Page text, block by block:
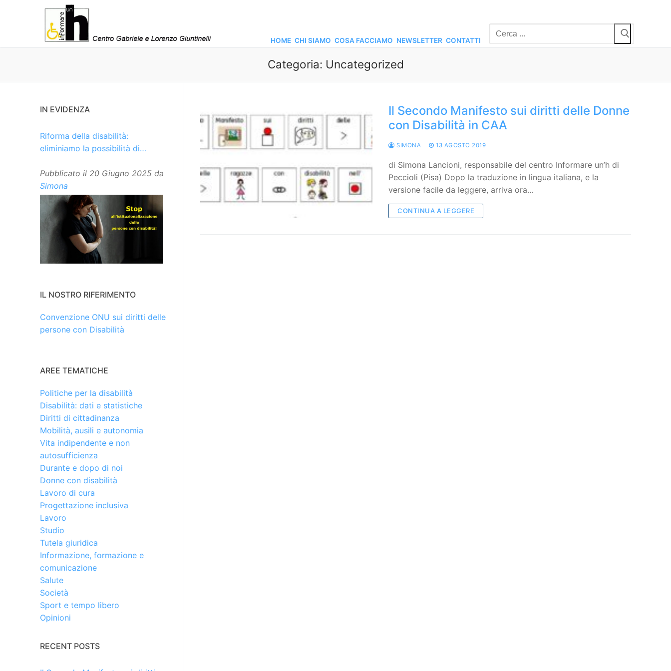
HOME CHI SIAMO COSA FACCIAMO NEWSLETTER CONTATTI
Cerca:
Categoria: Uncategorized
Il Secondo Manifesto sui diritti delle Donne
con Disabilità in CAA
SIMONA 13 AGOSTO 2019
di Simona Lancioni, responsabile del centro Informare un’h di
Peccioli (Pisa) Dopo la traduzione in lingua italiana, e la
versione facile da leggere, arriva ora…
CONTINUA A LEGGERE
IN EVIDENZA
Riforma della disabilità:
eliminiamo la possibilità di
Pubblicato il 20 Giugno 2025 da
Simona
IL NOSTRO RIFERIMENTO
Convenzione ONU sui diritti delle
persone con Disabilità
AREE TEMATICHE
Politiche per la disabilità
Disabilità: dati e statistiche
Diritti di cittadinanza
Mobilità, ausili e autonomia
Vita indipendente e non
autosufficienza
Durante e dopo di noi
Donne con disabilità
Lavoro di cura
Progettazione inclusiva
Lavoro
Studio
Tutela giuridica
Informazione, formazione e
comunicazione
Salute
Società
Sport e tempo libero
Opinioni
RECENT POSTS